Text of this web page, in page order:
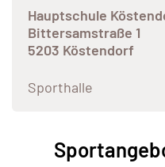
Hauptschule
Bittersamstraße 1
5203 Köstendorf
Sporthalle